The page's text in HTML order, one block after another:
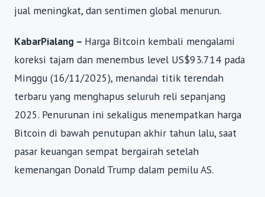
jual meningkat, dan sentimen global menurun.
KabarPialang – Harga Bitcoin kembali mengalami
koreksi tajam dan menembus level US$93.714 pada
Minggu (16/11/2025), menandai titik terendah
terbaru yang menghapus seluruh reli sepanjang
2025. Penurunan ini sekaligus menempatkan harga
Bitcoin di bawah penutupan akhir tahun lalu, saat
pasar keuangan sempat bergairah setelah
kemenangan Donald Trump dalam pemilu AS.